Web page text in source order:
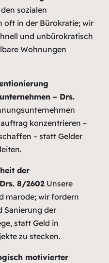
sozialen
oft in der Bürokratie; wir
und unbürokratisch
Wohnungen
– Drs.
konzentrieren –
– statt Gelder
der
8/2602 Unsere
marode; wir fordern
Sanierung der
statt Geld in
zu stecken.
motivierter